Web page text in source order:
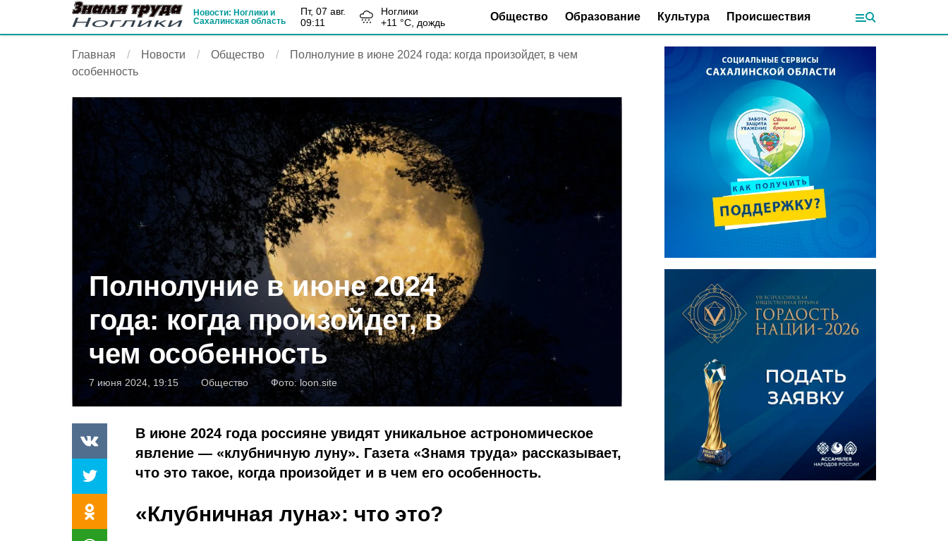
Новости: Ноглики и
Сахалинская область
пт, 07 авг.
09:11
Ноглики
+11 °С, дождь Общество Образование Культура Происшествия
Главная Новости Общество
Полнолуние в июне 2024 года: когда произойдет, в чем
особенность
Полнолуние в июне 2024
года: когда произойдет, в
чем особенность
7 июня 2024, 19:15 Общество Фото:loon.site
В июне 2024 года россияне увидят уникальное астрономическое
явление — «клубничную луну». Газета «Знамя труда» рассказывает,
что это такое, когда произойдет и в чем его особенность.
«Клубничная луна»: что это?